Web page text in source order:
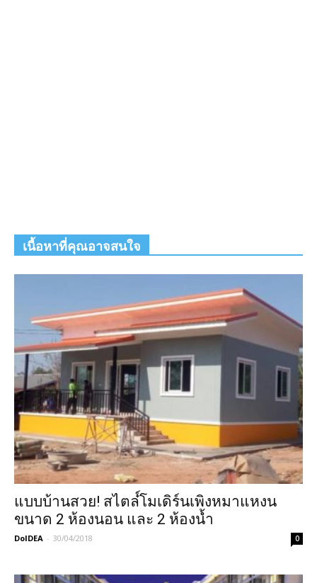
เนื้อหาที่คุณอาจสนใจ
แบบบ้านสวย! สไตล๋์โมเดิร์นเพิงหมาแหงน
ขนาด 2 ห้องนอน และ 2 ห้องน้ำ
DoIDEA - 30/04/2018 0